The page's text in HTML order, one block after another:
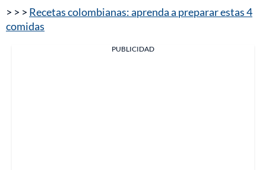
> > > Recetas colombianas: aprenda a preparar estas 4
comidas
PUBLICIDAD